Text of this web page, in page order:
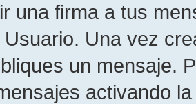
una firma a tus
Usuario. Una vez
un mensaje.
activando